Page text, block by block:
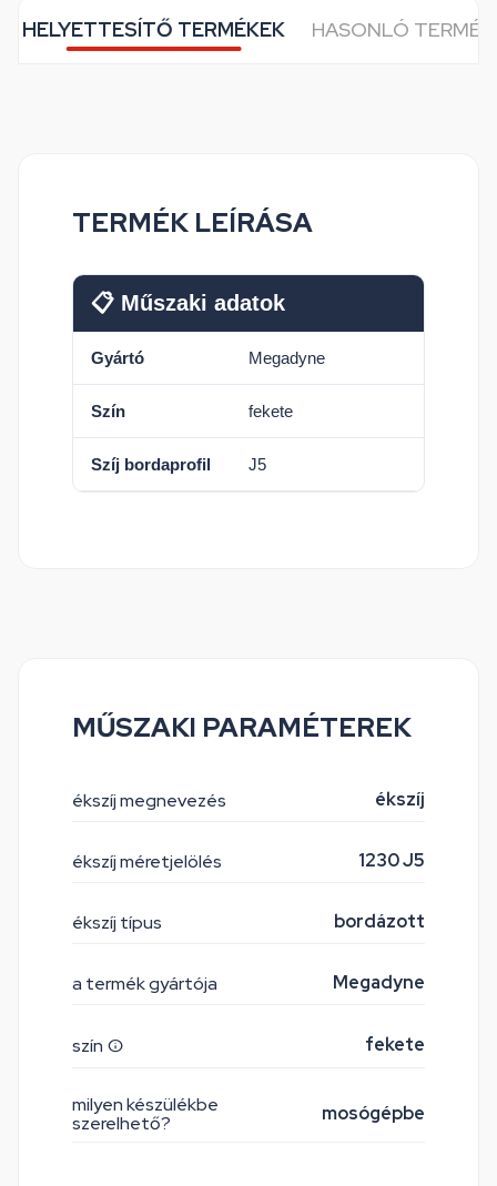
HELYETTESÍTŐ TERMÉKEK HASONLÓ
TERMÉK LEÍRÁSA
📋 Műszaki adatok
Gyártó Megadyne
Szín fekete
Szíj bordaprofil J5
MŰSZAKI PARAMÉTEREK
ékszíj megnevezés ékszíj
ékszíj méretjelölés 1230 J5
ékszíj típus bordázott
a termék gyártója Megadyne
szín fekete
milyen készülékbe
szerelhető?
mosógépbe